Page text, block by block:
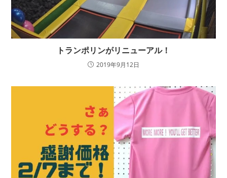
トランポリンがリニューアル！
2019年9月12日